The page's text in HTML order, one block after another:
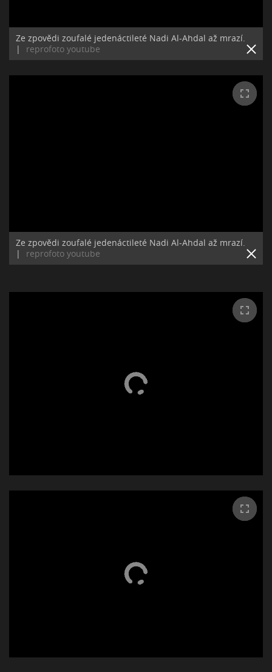
Ze zpovědi zoufalé jedenáctileté Nadi Al-Ahdal až mrazí.
|
reprofoto youtube
Ze zpovědi zoufalé jedenáctileté Nadi Al-Ahdal až mrazí.
|
reprofoto youtube